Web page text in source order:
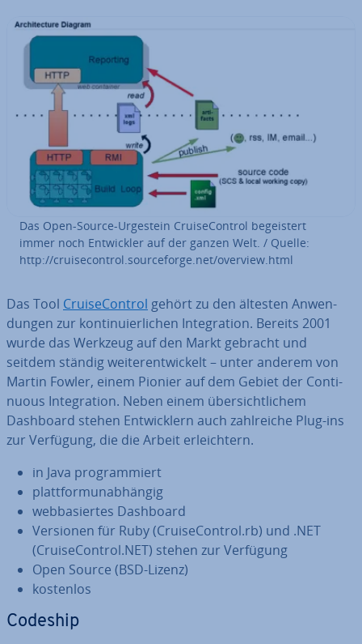
Das Open-Source-Urgestein Crui­se­Con­trol be­geis­tert
immer noch Ent­wick­ler auf der ganzen Welt. / Quelle:
http://crui­se­con­trol.sourcef­or­ge.net/overview.html
Das Tool Crui­se­Con­trol gehört zu den ältesten An­wen­
dun­gen zur kon­ti­nu­ier­li­chen In­te­gra­ti­on. Bereits 2001
wurde das Werkzeug auf den Markt gebracht und
seitdem ständig wei­ter­ent­wi­ckelt – unter anderem von
Martin Fowler, einem Pionier auf dem Gebiet der Con­ti­
nuous In­te­gra­ti­on. Neben einem über­sicht­li­chem
Dashboard stehen Ent­wick­lern auch zahl­rei­che Plug-ins
zur Verfügung, die die Arbeit er­leich­tern.
in Java pro­gram­miert
platt­form­un­ab­hän­gig
web­ba­sier­tes Dashboard
Versionen für Ruby (Crui­se­Con­trol.rb) und .NET
(Crui­se­Con­trol.NET) stehen zur Verfügung
Open Source (BSD-Lizenz)
kostenlos
Codeship